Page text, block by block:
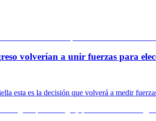
volverían a unir fuerzas para
esta es la decisión que volverá a medir